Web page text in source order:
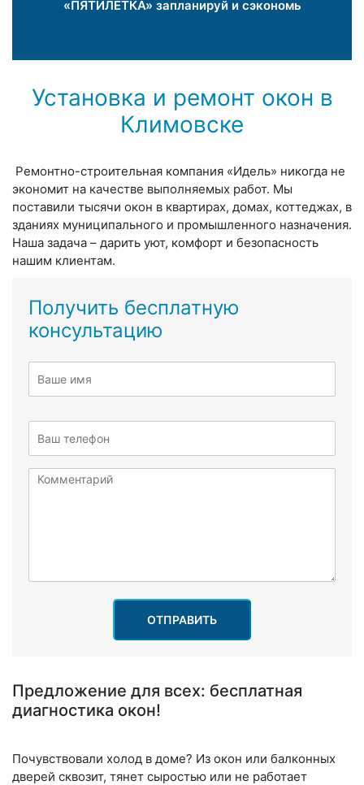
«ПЯТИЛЕТКА» запланируй и сэкономь
Установка и ремонт окон в
Климовске
Ремонтно-строительная компания «Идель» никогда не
экономит на качестве выполняемых работ. Мы
поставили тысячи окон в квартирах, домах, коттеджах, в
зданиях муниципального и промышленного назначения.
Наша задача – дарить уют, комфорт и безопасность
нашим клиентам.
Получить бесплатную
консультацию
ОТПРАВИТЬ
Предложение для всех: бесплатная
диагностика окон!
Почувствовали холод в доме? Из окон или балконных
дверей сквозит, тянет сыростью или не работает